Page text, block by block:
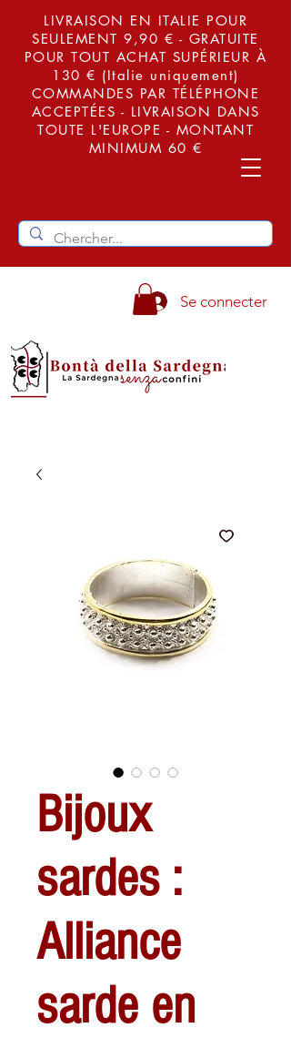
LIVRAISON EN ITALIE POUR
SEULEMENT 9,90 € - GRATUITE
POUR TOUT ACHAT SUPÉRIEUR À
130 € (Italie uniquement)
COMMANDES PAR TÉLÉPHONE
ACCEPTÉES - LIVRAISON DANS
TOUTE L'EUROPE - MONTANT
MINIMUM 60 €
Se connecter
Bijoux
sardes :
Alliance
sarde en